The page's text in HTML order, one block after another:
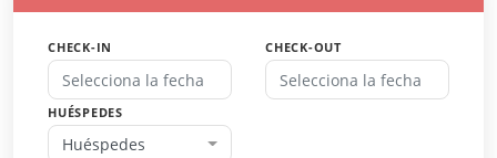
CHECK-IN CHECK-OUT
HUÉSPEDES
Huéspedes